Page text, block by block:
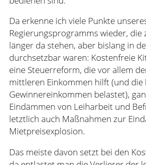
Da erkenne ich viele Punkte
Regierungsprogramms wieder, die
länger da stehen, aber bislang in
durchsetzbar waren: Kostenfreie
eine Steuerreform, die vor allem
mittleren Einkommen hilft (und die
Gewinnereinkommen belastet),
Eindämmen von Leiharbeit und
letztlich auch Maßnahmen zur
Mietpreisexplosion.
Das meiste davon setzt bei den